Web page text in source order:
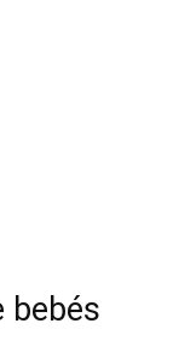
bebés